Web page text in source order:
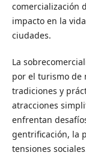
comercialización
impacto en la
ciudades.
La
por el turismo de
tradiciones y
atracciones
enfrentan
gentrificación, la
tensiones